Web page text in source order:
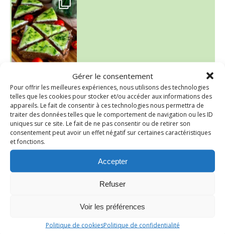
Gérer le consentement
Pour offrir les meilleures expériences, nous utilisons des technologies
telles que les cookies pour stocker et/ou accéder aux informations des
appareils. Le fait de consentir à ces technologies nous permettra de
traiter des données telles que le comportement de navigation ou les ID
uniques sur ce site. Le fait de ne pas consentir ou de retirer son
consentement peut avoir un effet négatif sur certaines caractéristiques
et fonctions.
Accepter
Refuser
Voir les préférences
Politique de cookiesPolitique de confidentialité
~ SALADE DE PÂTES AUX DEUX TOMATES THON ET BURRA
~ FINANCIERS MYRTILLES ET CITRON ~